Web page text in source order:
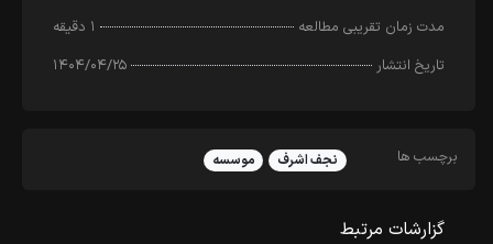
مدت زمان تقریبی مطالعه
۱ دقیقه
تاریخ انتشار
۱۴۰۴/۰۴/۲۵
برچسب ها نجف اشرف موسسه
گزارشات مرتبط